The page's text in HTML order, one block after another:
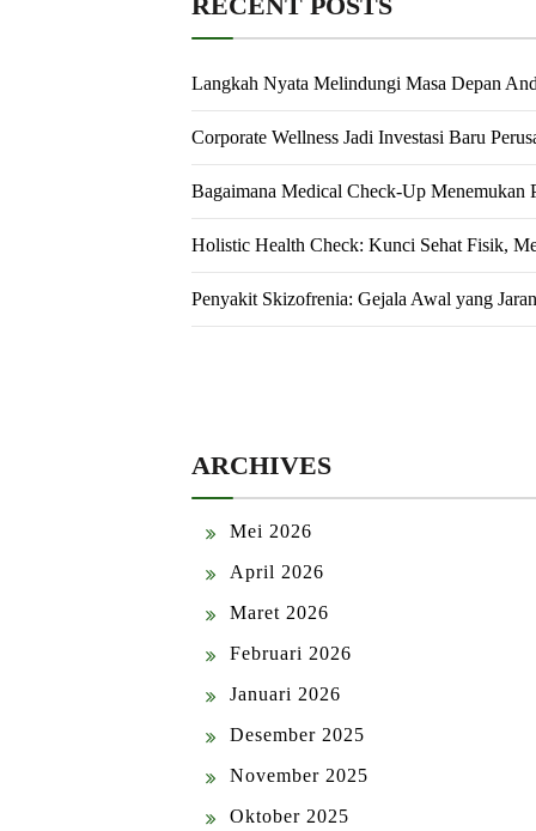
Langkah Nyata Melindungi Masa Depan
Corporate Wellness Jadi Investasi Baru
Bagaimana Medical Check-Up Menemukan
Holistic Health Check: Kunci Sehat Fisik,
Penyakit Skizofrenia: Gejala Awal yang
ARCHIVES
Mei 2026
April 2026
Maret 2026
Februari 2026
Januari 2026
Desember 2025
November 2025
Oktober 2025